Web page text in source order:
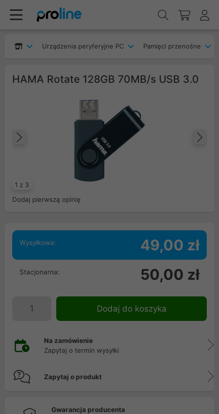
Urządzenia peryferyjne PC Pamięci przenośne
HAMA Rotate 128GB 70MB/s USB 3.0
1 z 3
Poprzedni
Dodaj pierwszą opinię
Wysyłkowa: 49,00 zł
Stacjonarna: 50,00 zł
Dodaj do koszyka
Na zamówienie
Zapytaj o termin wysyłki
Zapytaj o produkt
Gwarancja producenta